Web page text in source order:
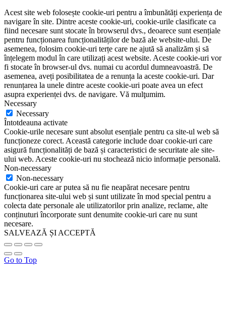
Acest site web folosește cookie-uri pentru a îmbunătăți experiența de
navigare în site. Dintre aceste cookie-uri, cookie-urile clasificate ca
fiind necesare sunt stocate în browserul dvs., deoarece sunt esențiale
pentru funcționarea funcționalităților de bază ale website-ului. De
asemenea, folosim cookie-uri terțe care ne ajută să analizăm și să
înțelegem modul în care utilizați acest website. Aceste cookie-uri vor
fi stocate în browser-ul dvs. numai cu acordul dumneavoastră. De
asemenea, aveți posibilitatea de a renunța la aceste cookie-uri. Dar
renunțarea la unele dintre aceste cookie-uri poate avea un efect
asupra experienței dvs. de navigare. Vă mulţumim.
Necessary
Necessary
Întotdeauna activate
Cookie-urile necesare sunt absolut esențiale pentru ca site-ul web să
funcționeze corect. Această categorie include doar cookie-uri care
asigură funcționalități de bază și caracteristici de securitate ale site-
ului web. Aceste cookie-uri nu stochează nicio informație personală.
Non-necessary
Non-necessary
Cookie-uri care ar putea să nu fie neapărat necesare pentru
funcționarea site-ului web și sunt utilizate în mod special pentru a
colecta date personale ale utilizatorilor prin analize, reclame, alte
conținuturi încorporate sunt denumite cookie-uri care nu sunt
necesare.
SALVEAZĂ ȘI ACCEPTĂ
Go to Top